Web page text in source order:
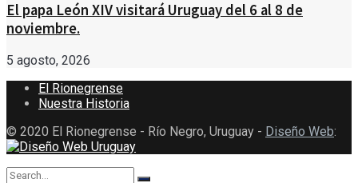
El papa León XIV visitará Uruguay del 6 al 8 de
noviembre.
5 agosto, 2026
El Rionegrense
Nuestra Historia
© 2020 El Rionegrense - Río Negro, Uruguay - Diseño Web: